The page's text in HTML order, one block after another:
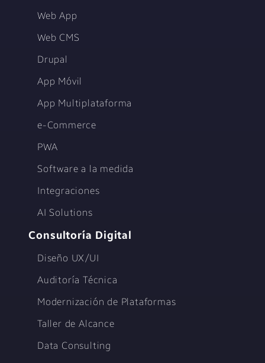
Web App
Web CMS
Drupal
App Móvil
App Multiplataforma
e-Commerce
PWA
Software a la medida
Integraciones
AI Solutions
Consultoría Digital
Diseño UX/UI
Auditoría Técnica
Modernización de Plataformas
Taller de Alcance
Data Consulting